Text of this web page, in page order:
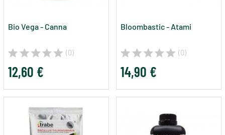
Bio Vega - Canna
(0)
12,60 €
Bloombastic - Atami
(0)
14,90 €